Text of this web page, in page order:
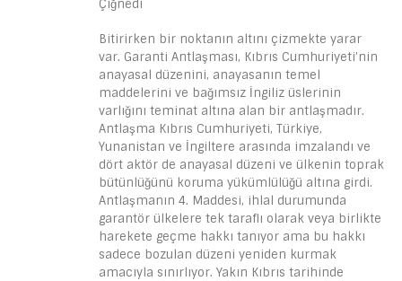
Çiğnedi
Bitirirken bir noktanın altını çizmekte yarar
var. Garanti Antlaşması, Kıbrıs Cumhuriyeti’nin
anayasal düzenini, anayasanın temel
maddelerini ve bağımsız İngiliz üslerinin
varlığını teminat altına alan bir antlaşmadır.
Antlaşma Kıbrıs Cumhuriyeti, Türkiye,
Yunanistan ve İngiltere arasında imzalandı ve
dört aktör de anayasal düzeni ve ülkenin toprak
bütünlüğünü koruma yükümlülüğü altına girdi.
Antlaşmanın 4. Maddesi, ihlal durumunda
garantör ülkelere tek taraflı olarak veya birlikte
harekete geçme hakkı tanıyor ama bu hakkı
sadece bozulan düzeni yeniden kurmak
amacıyla sınırlıyor. Yakın Kıbrıs tarihinde